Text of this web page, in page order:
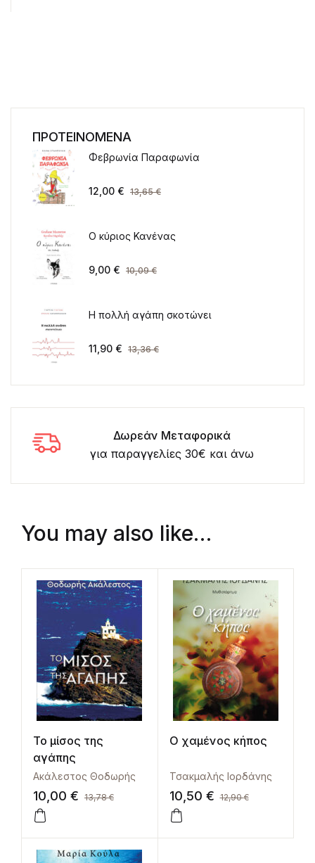
ΠΡΟΤΕΙΝΟΜΕΝΑ
Φεβρωνία Παραφωνία
12,00 € 13,65€
Ο κύριος Κανένας
9,00 € 10,09€
Η πολλή αγάπη σκοτώνει
11,90 € 13,36€
Δωρεάν Μεταφορικά
για παραγγελίες 30€ και άνω
You may also like…
Το μίσος της
αγάπης
Ακάλεστος Θοδωρής
10,00 € 13,78€
Ο χαμένος κήπος
Τσακμαλής Ιορδάνης
10,50 € 12,90€